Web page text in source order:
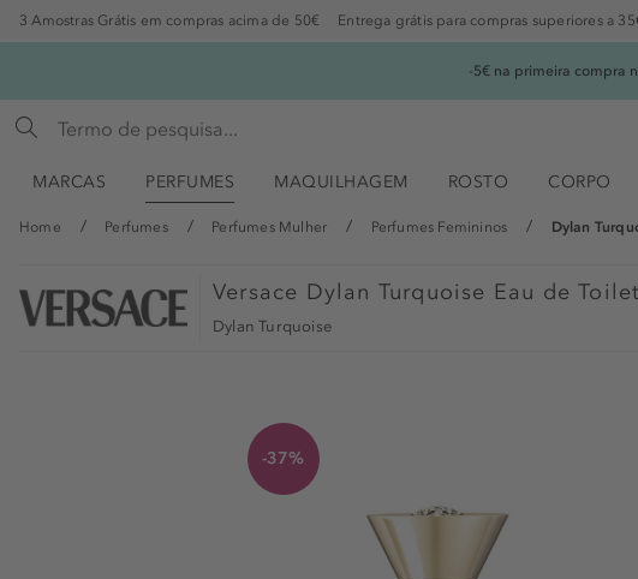
3 Amostras Grátis em compras acima de 50€ Entrega grátis para compras superiores a
-5€ na primeira compra
MARCAS PERFUMES MAQUILHAGEM ROSTO CORPO
Home Perfumes Perfumes Mulher Perfumes Femininos Dylan
Versace Dylan Turquoise Eau de
Dylan Turquoise
-37%